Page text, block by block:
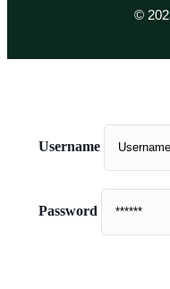
©
Username
Password